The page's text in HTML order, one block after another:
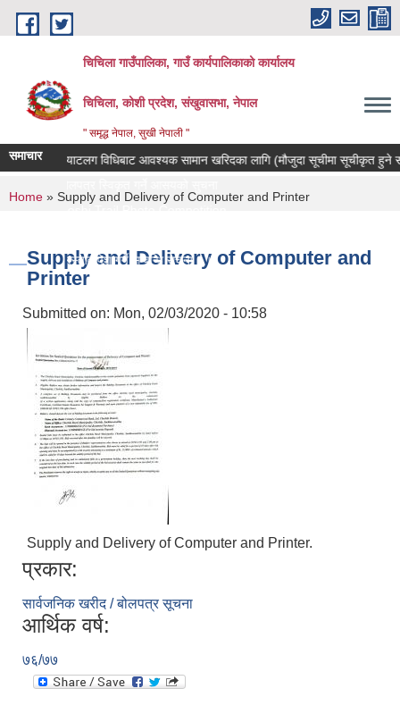
Skip to main content
चिचिला गाउँपालिका, गाउँ कार्यपालिकाको कार्यालय
चिचिला, कोशी प्रदेश, संखुवासभा, नेपाल
" समृद्ध नेपाल, सुखी नेपाली "
समाचारक्याटलग विधिबाट आवश्यक सामान खरिदका लागि (मौजुदा सूचीमा सूचीकृत हुने
प्रस्ताव पेश गर्ने सम्बन्धि सुचना ।।
You are here
Home » Supply and Delivery of Computer and Printer
Supply and Delivery of Computer and
Printer
Submitted on: Mon, 02/03/2020 - 10:58
Supply and Delivery of Computer and Printer.
प्रकार:
सार्वजनिक खरीद / बोलपत्र सूचना
आर्थिक वर्ष:
७६/७७